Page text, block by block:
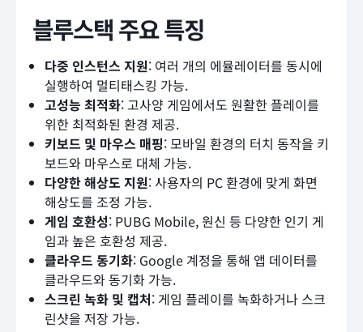
블루스택 주요 특징
다중 인스턴스 지원: 여러 개의 에뮬레이터를 동시에
실행하여 멀티태스킹 가능.
고성능 최적화: 고사양 게임에서도 원활한 플레이를
위한 최적화된 환경 제공.
키보드 및 마우스 매핑: 모바일 환경의 터치 동작을 키
보드와 마우스로 대체 가능.
다양한 해상도 지원: 사용자의 PC 환경에 맞게 화면
해상도를 조정 가능.
게임 호환성: PUBG Mobile, 원신 등 다양한 인기 게
임과 높은 호환성 제공.
클라우드 동기화: Google 계정을 통해 앱 데이터를
클라우드와 동기화 가능.
스크린 녹화 및 캡처: 게임 플레이를 녹화하거나 스크
린샷을 저장 가능.